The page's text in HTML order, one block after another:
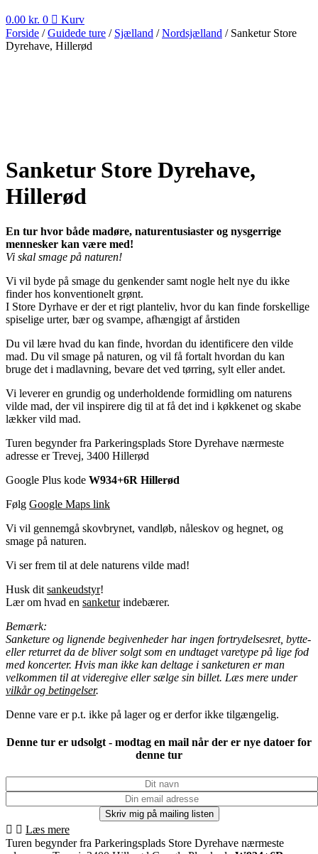
0.00 kr. 0
Kurv
Forside /Guidede ture / Sjælland /Nordsjælland / Sanketur Store
Dyrehave, Hillerød
Sanketur Store Dyrehave,
Hillerød
En tur hvor både madøre, naturentusiaster og nysgerrige
mennesker kan være med!
Vi skal smage på naturen!
Vi vil byde på smage du genkender samt nogle helt nye du ikke
finder hos konventionelt grønt.
I Store Dyrhave er der et rigt planteliv, hvor du kan finde forskellige
spiselige urter, bær og svampe, afhængigt af årstiden
Du vil lære hvad du kan finde, hvordan du identificere den vilde
mad. Du vil smage på naturen, og vil få fortalt hvordan du kan
bruge det i madlavning, bevare det ved tørring, sylt eller andet.
Vi leverer en grundig og underholdende formidling om naturens
vilde mad, der vil inspirere dig til at få det ind i køkkenet og skabe
lækker vild mad.
Turen begynder fra Parkeringsplads Store Dyrehave nærmeste
adresse er Trevej, 3400 Hillerød
Google Plus kode W934+6R Hillerød
Følg Google Maps link
Vi vil gennemgå skovbrynet, vandløb, nåleskov og hegnet, og
smage på naturen.
Vi ser frem til at dele naturens vilde mad!
Husk dit sankeudstyr!
Lær om hvad en sanketurindebærer.
Bemærk:
Sanketure og lignende begivenheder har ingen fortrydelsesret, bytte-
eller returret da de bliver solgt som en undtaget varetype på lige fod
med koncerter. Hvis man ikke kan deltage i sanketuren er man
velkommen til at videregive eller sælge sin billet. Læs mere under
vilkår og betingelser.
Denne vare er p.t. ikke på lager og er derfor ikke tilgængelig.
Denne tur er udsolgt - modtag en mail når der er nye datoer for
denne tur
Læs mere
Turen begynder fra Parkeringsplads Store Dyrehave nærmeste